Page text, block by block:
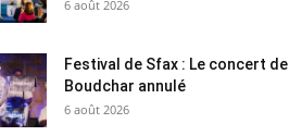
6 août 2026
Festival de Sfax : Le concert de
Boudchar annulé
6 août 2026